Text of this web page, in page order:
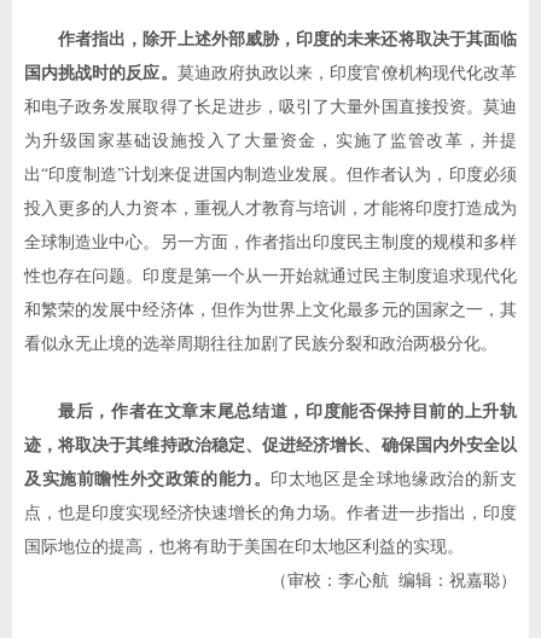
作者指出，除开上述外部威胁，印度的未来还将取决于其面临
国内挑战时的反应。 莫迪政府执政以来，印度官僚机构现代化改革
和电子政务发展取得了长足进步，吸引了大量外国直接投资。莫迪
为升级国家基础设施投入了大量资金，实施了监管改革，并提
出“印度制造”计划来促进国内制造业发展。但作者认为，印度必须
投入更多的人力资本，重视人才教育与培训，才能将印度打造成为
全球制造业中心。另一方面，作者指出印度民主制度的规模和多样
性也存在问题。印度是第一个从一开始就通过民主制度追求现代化
和繁荣的发展中经济体，但作为世界上文化最多元的国家之一，其
看似永无止境的选举周期往往加剧了民族分裂和政治两极分化。
最后，作者在文章末尾总结道，印度能否保持目前的上升轨
迹，将取决于其维持政治稳定、促进经济增长、确保国内外安全以
及实施前瞻性外交政策的能力。 印太地区是全球地缘政治的新支
点，也是印度实现经济快速增长的角力场。作者进一步指出，印度
国际地位的提高，也将有助于美国在印太地区利益的实现。
（审校：李心航 编辑：祝嘉聪）